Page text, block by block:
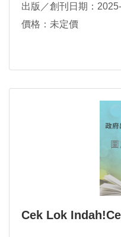
出版／創刊日期：
價格：未定價
Cek Lok